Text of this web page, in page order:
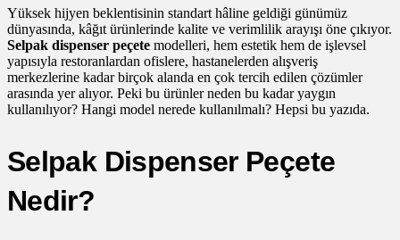
Yüksek hijyen beklentisinin standart hâline geldiği günümüz
dünyasında, kâğıt ürünlerinde kalite ve verimlilik arayışı öne çıkıyor.
Selpak dispenser peçete modelleri, hem estetik hem de işlevsel
yapısıyla restoranlardan ofislere, hastanelerden alışveriş
merkezlerine kadar birçok alanda en çok tercih edilen çözümler
arasında yer alıyor. Peki bu ürünler neden bu kadar yaygın
kullanılıyor? Hangi model nerede kullanılmalı? Hepsi bu yazıda.
Selpak Dispenser Peçete
Nedir?